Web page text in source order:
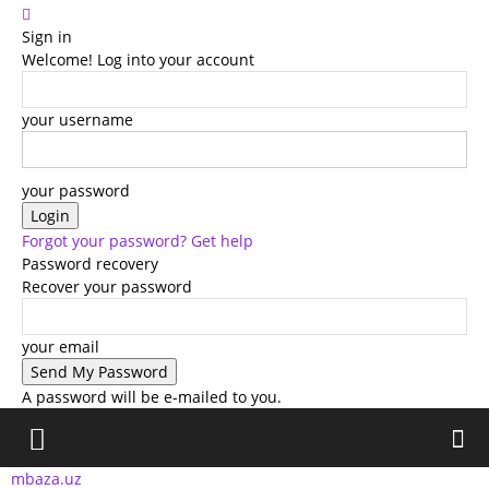
Sign in
Welcome! Log into your account
your username
your password
Forgot your password? Get help
Password recovery
Recover your password
your email
A password will be e-mailed to you.
mbaza.uz